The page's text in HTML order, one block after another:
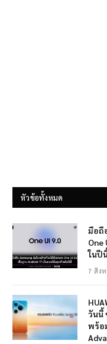
หัวข้อทั้งหมด
มือถื
One
ในปี
7 สิง
วันนี้
พร้อ